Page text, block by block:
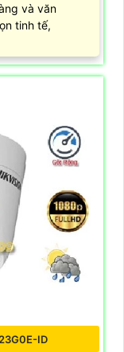
và văn
tinh tế,
ID